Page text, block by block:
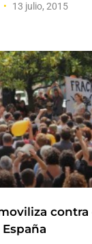
13 julio, 2015